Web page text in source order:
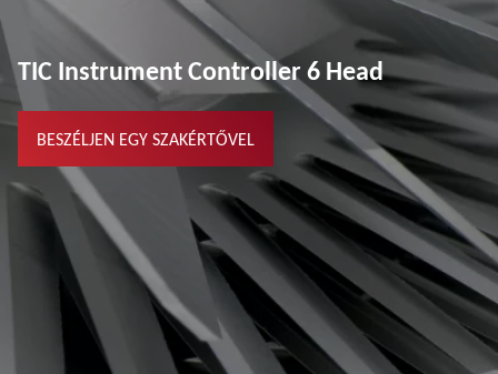
TIC Instrument Controller 6 Head
BESZÉLJEN EGY SZAKÉRTŐVEL